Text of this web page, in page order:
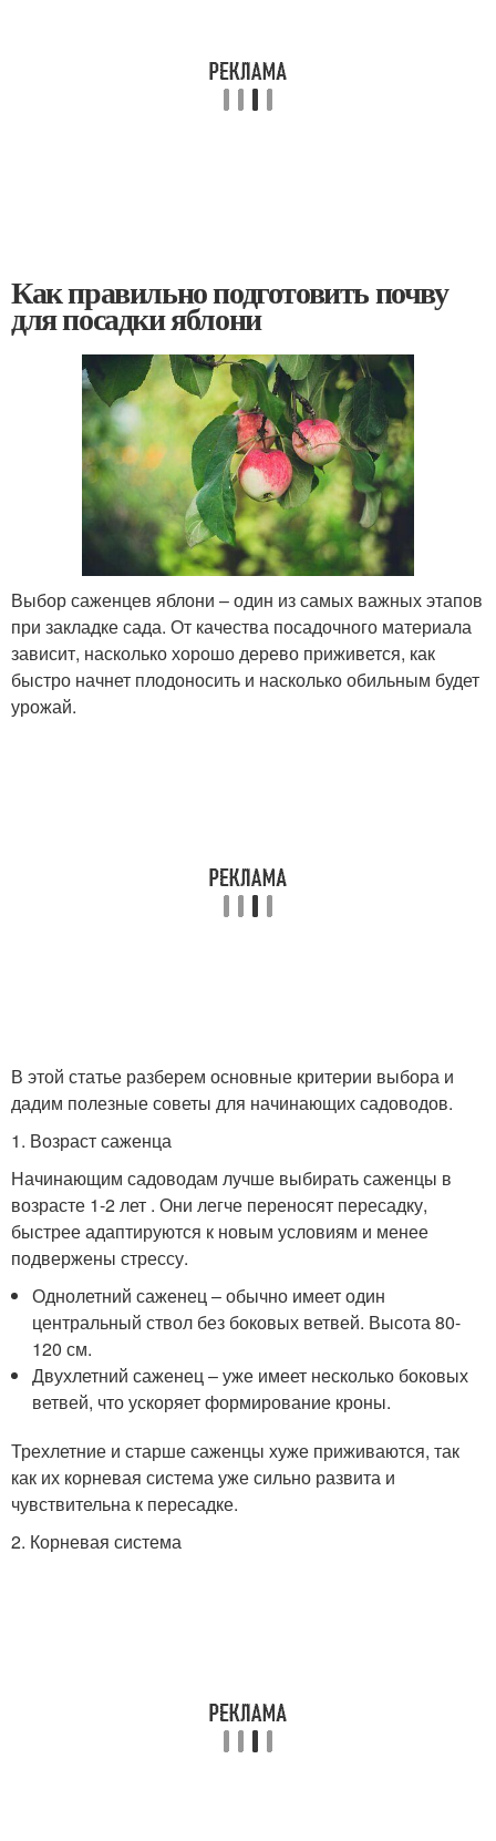
Как правильно подготовить почву
для посадки яблони
Выбор саженцев яблони – один из самых важных этапов
при закладке сада. От качества посадочного материала
зависит, насколько хорошо дерево приживется, как
быстро начнет плодоносить и насколько обильным будет
урожай.
В этой статье разберем основные критерии выбора и
дадим полезные советы для начинающих садоводов.
1. Возраст саженца
Начинающим садоводам лучше выбирать саженцы в
возрасте 1-2 лет . Они легче переносят пересадку,
быстрее адаптируются к новым условиям и менее
подвержены стрессу.
Однолетний саженец – обычно имеет один
центральный ствол без боковых ветвей. Высота 80-
120 см.
Двухлетний саженец – уже имеет несколько боковых
ветвей, что ускоряет формирование кроны.
Трехлетние и старше саженцы хуже приживаются, так
как их корневая система уже сильно развита и
чувствительна к пересадке.
2. Корневая система